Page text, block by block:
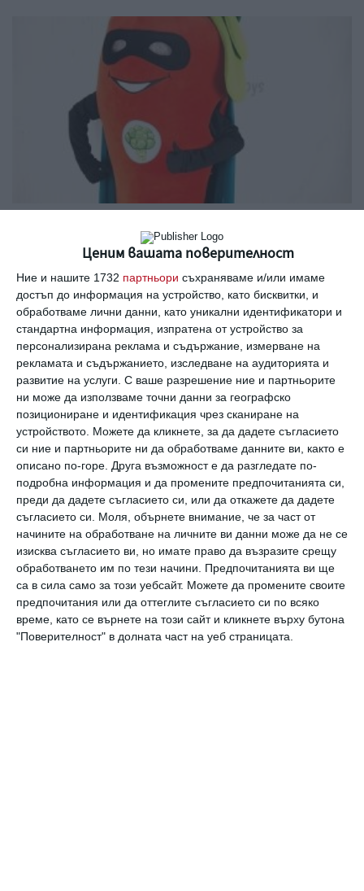
Ценим вашата поверителност
Ние и нашите 1732 партньори съхраняваме и/или имаме
достъп до информация на устройство, като бисквитки, и
обработваме лични данни, като уникални идентификатори и
стандартна информация, изпратена от устройство за
персонализирана реклама и съдържание, измерване на
рекламата и съдържанието, изследване на аудиторията и
развитие на услуги. С ваше разрешение ние и партньорите
ни може да използваме точни данни за географско
позициониране и идентификация чрез сканиране на
устройството. Можете да кликнете, за да дадете съгласието
си ние и партньорите ни да обработваме данните ви, както е
описано по-горе. Друга възможност е да разгледате по-
подробна информация и да промените предпочитанията си,
преди да дадете съгласието си, или да откажете да дадете
съгласието си.
Моля, обърнете внимание, че за част от
начините на обработване на личните ви данни може да не се
изисква съгласието ви, но имате право да възразите срещу
обработването им по тези начини. Предпочитанията ви ще
са в сила само за този уебсайт. Можете да промените своите
предпочитания или да оттеглите съгласието си по всяко
време, като се върнете на този сайт и кликнете върху бутона
"Поверителност" в долната част на уеб страницата.
да намалим хранителните отпадъци
30 детски градини в София се срещат с моркова Мори
01 февруари 2019 г.
Кукли преподават урок по разделно събиране на
отпадъци
На детски празник в Пазарджик
30 април 2018 г.